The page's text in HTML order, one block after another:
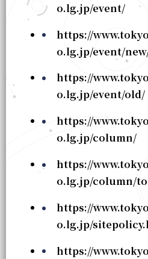
o.lg.jp/event/
https://
o.lg.jp/event/
https://
o.lg.jp/event/old/
https://
o.lg.jp/column/
https://
o.lg.jp/column/
https://
o.lg.jp/
https://